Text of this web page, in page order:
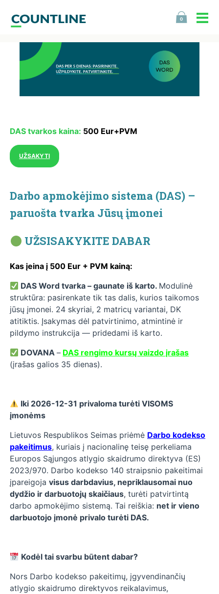
0
DAS tvarkos kaina: 500 Eur+PVM
UŽSAKYTI
Darbo apmokėjimo sistema (DAS) –
paruošta tvarka Jūsų įmonei
UŽSISAKYKITE DABAR
Kas įeina į 500 Eur + PVM kainą:
DAS Word tvarka – gaunate iš karto. Modulinė
struktūra: pasirenkate tik tas dalis, kurios taikomos
jūsų įmonei. 24 skyriai, 2 matricų variantai, DK
atitiktis. Įsakymas dėl patvirtinimo, atmintinė ir
pildymo instrukcija — pridedami iš karto.
DOVANA– DAS rengimo kursų vaizdo įrašas
(įrašas galios 35 dienas).
Iki 2026-12-31 privaloma turėti VISOMS
įmonėms
Lietuvos Respublikos Seimas priėmė Darbo kodekso
pakeitimus, kuriais į nacionalinę teisę perkeliama
Europos Sąjungos atlygio skaidrumo direktyva (ES)
2023/970. Darbo kodekso 140 straipsnio pakeitimai
įpareigoja visus darbdavius, nepriklausomai nuo
dydžio ir darbuotojų skaičiaus, turėti patvirtintą
darbo apmokėjimo sistemą. Tai reiškia: net ir vieno
darbuotojo įmonė privalo turėti DAS.
Kodėl tai svarbu būtent dabar?
Nors Darbo kodekso pakeitimų, įgyvendinančių
atlygio skaidrumo direktyvos reikalavimus,